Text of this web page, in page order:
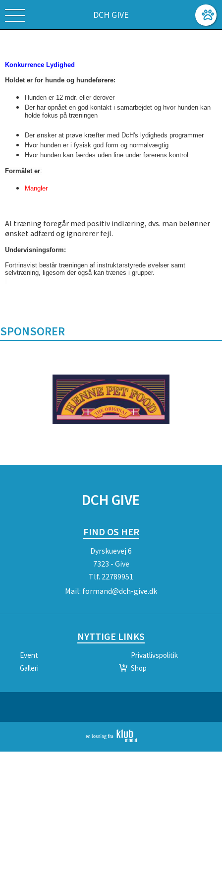
DCH GIVE
Konkurrence Lydighed
Holdet er for hunde og hundeførere:
Hunden er 12 mdr. eller derover
Der har opnået en god kontakt i samarbejdet og hvor hunden kan
holde fokus på træningen
Der ønsker at prøve kræfter med DcH's lydigheds programmer
Hvor hunden er i fysisk god form og normalvægtig
Hvor hunden kan færdes uden line under førerens kontrol
Formålet er:
Mangler
Al træning foregår med positiv indlæring, dvs. man belønner
ønsket adfærd og ignorerer fejl.
Undervisningsform:
Fortrinsvist består træningen af instruktørstyrede øvelser samt
selvtræning, ligesom der også kan trænes i grupper.
SPONSORER
DCH GIVE
FIND OS HER
Dyrskuevej 6
7323 - Give
Tlf. 22789951
Mail: formand@dch-give.dk
NYTTIGE LINKS
Event
Privatlivspolitik
Galleri
Shop